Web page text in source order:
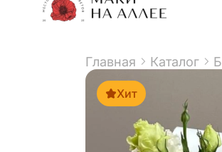
Главная Каталог
Хит